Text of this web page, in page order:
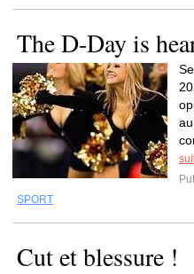
The D-Day is
SPORT
Cut et blessure !